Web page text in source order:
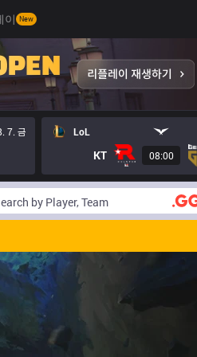
이 New
7. 금 LoL
KT 08:00